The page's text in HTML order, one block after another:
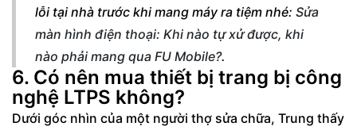
lỗi tại nhà trước khi mang máy ra tiệm nhé: Sửa
màn hình điện thoại: Khi nào tự xử được, khi
nào phải mang qua FU Mobile?.
6. Có nên mua thiết bị trang bị công
nghệ LTPS không?
Dưới góc nhìn của một người thợ sửa chữa, Trung thấy